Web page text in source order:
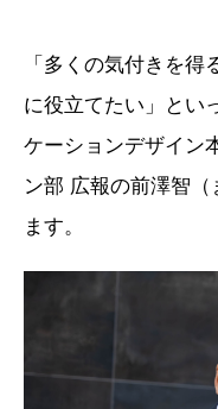
「多くの気付きを
に役立てたい」とい
ケーションデザイン
ン部 広報の前澤智
ます。